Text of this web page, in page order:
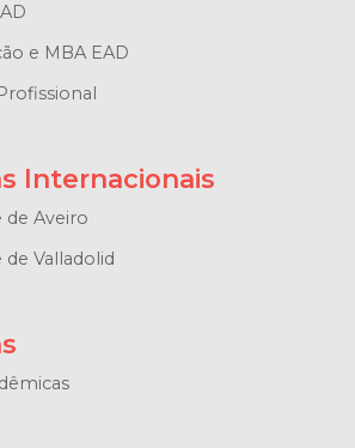
e MBA EAD
Internacionais
de Aveiro
de Valladolid